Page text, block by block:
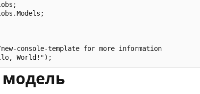
console-template for more information